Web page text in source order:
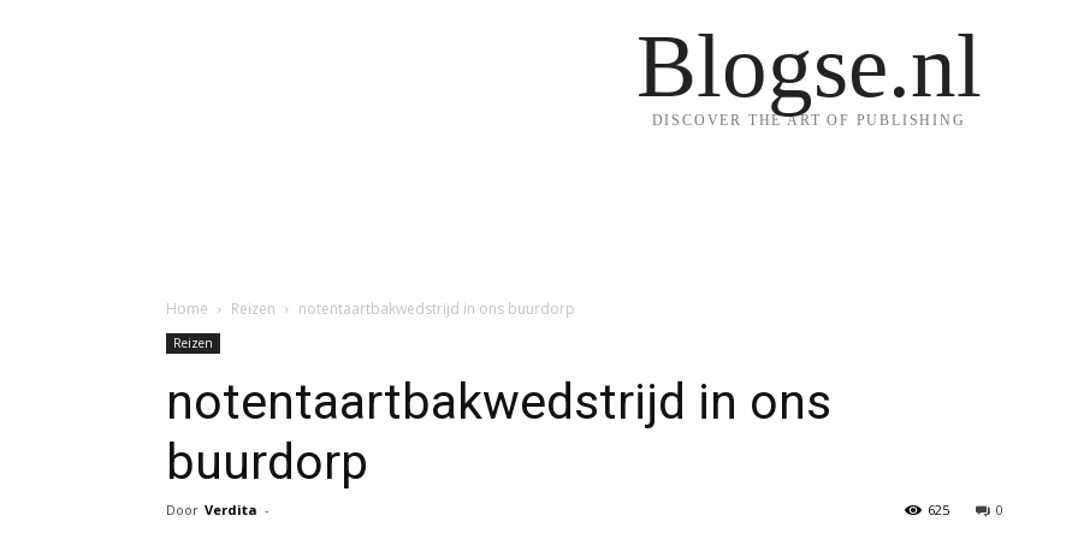
Blogse.nl
DISCOVER THE ART OF PUBLISHING
Home Reizen notentaartbakwedstrijd in ons buurdorp
Reizen
notentaartbakwedstrijd in ons
buurdorp
Door Verdita - 0
625